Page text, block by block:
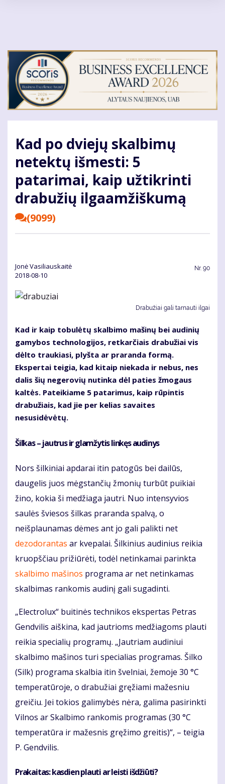
Kad po dviejų skalbimų
netektų išmesti: 5
patarimai, kaip užtikrinti
drabužių ilgaamžiškumą
(9099)
Jonė Vasiliauskaitė
2018-08-10
Nr. 90
Drabužiai gali tarnauti ilgai
Kad ir kaip tobulėtų skalbimo mašinų bei audinių
gamybos technologijos, retkarčiais drabužiai vis
dėlto traukiasi, plyšta ar praranda formą.
Ekspertai teigia, kad kitaip niekada ir nebus, nes
dalis šių negerovių nutinka dėl paties žmogaus
kaltės. Pateikiame 5 patarimus, kaip rūpintis
drabužiais, kad jie per kelias savaites
nesusidėvėtų.
Šilkas – jautrus ir glamžytis linkęs audinys
Nors šilkiniai apdarai itin patogūs bei dailūs,
daugelis juos mėgstančių žmonių turbūt puikiai
žino, kokia ši medžiaga jautri. Nuo intensyvios
saulės šviesos šilkas praranda spalvą, o
neišplaunamas dėmes ant jo gali palikti net
dezodorantas ar kvepalai. Šilkinius audinius reikia
kruopščiau prižiūrėti, todėl netinkamai parinkta
skalbimo mašinos programa ar net netinkamas
skalbimas rankomis audinį gali sugadinti.
„Electrolux“ buitinės technikos ekspertas Petras
Gendvilis aiškina, kad jautrioms medžiagoms plauti
reikia specialių programų. „Jautriam audiniui
skalbimo mašinos turi specialias programas. Šilko
(Silk) programa skalbia itin švelniai, žemoje 30 °C
temperatūroje, o drabužiai gręžiami mažesniu
greičiu. Jei tokios galimybės nėra, galima pasirinkti
Vilnos ar Skalbimo rankomis programas (30 °C
temperatūra ir mažesnis gręžimo greitis)“, – teigia
P. Gendvilis.
Prakaitas: kasdien plauti ar leisti išdžiūti?